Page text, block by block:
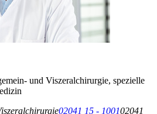
und Viszeralchirurgie, spezielle
02041 15 - 100102041